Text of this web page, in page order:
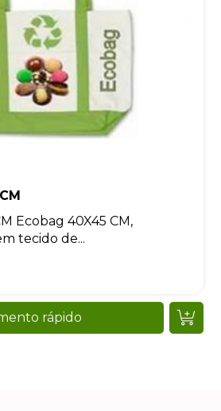
Ecobag 40X45 CM,
tecido de...
rápido